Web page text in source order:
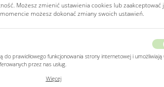
Fi
Możesz zmienić ustawienia cookies lub zaakceptować
możesz dokonać zmiany swoich ustawień.
do prawidłowego funkcjonowania strony internetowej i umożliwiają
przez nas usług.
logowania czy wypełniania formularzy. Dzięki plikom
Więcej